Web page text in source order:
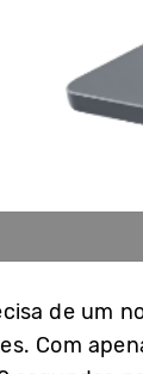
de um
Com